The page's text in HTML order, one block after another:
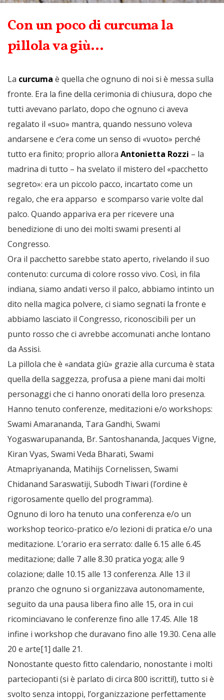
Con un poco di curcuma la
pillola va giù…
La curcuma è quella che ognuno di noi si è messa sulla
fronte. Era la fine della cerimonia di chiusura, dopo che
tutti avevano parlato, dopo che ognuno ci aveva
regalato il «suo» mantra, quando nessuno voleva
andarsene e c’era come un senso di «vuoto» perché
tutto era finito; proprio allora Antonietta Rozzi – la
madrina di tutto – ha svelato il mistero del «pacchetto
segreto»: era un piccolo pacco, incartato come un
regalo, che era apparso e scomparso varie volte dal
palco. Quando appariva era per ricevere una
benedizione di uno dei molti swami presenti al
Congresso.
Ora il pacchetto sarebbe stato aperto, rivelando il suo
contenuto: curcuma di colore rosso vivo. Così, in fila
indiana, siamo andati verso il palco, abbiamo intinto un
dito nella magica polvere, ci siamo segnati la fronte e
abbiamo lasciato il Congresso, riconoscibili per un
punto rosso che ci avrebbe accomunati anche lontano
da Assisi.
La pillola che è «andata giù» grazie alla curcuma è stata
quella della saggezza, profusa a piene mani dai molti
personaggi che ci hanno onorati della loro presenza.
Hanno tenuto conferenze, meditazioni e/o workshops:
Swami Amarananda, Tara Gandhi, Swami
Yogaswarupananda, Br. Santoshananda, Jacques Vigne,
Kiran Vyas, Swami Veda Bharati, Swami
Atmapriyananda, Matihijs Cornelissen, Swami
Chidanand Saraswatiji, Subodh Tiwari (l’ordine è
rigorosamente quello del programma).
Ognuno di loro ha tenuto una conferenza e/o un
workshop teorico-pratico e/o lezioni di pratica e/o una
meditazione. L’orario era serrato: dalle 6.15 alle 6.45
meditazione; dalle 7 alle 8.30 pratica yoga; alle 9
colazione; dalle 10.15 alle 13 conferenza. Alle 13 il
pranzo che ognuno si organizzava autonomamente,
seguito da una pausa libera fino alle 15, ora in cui
ricominciavano le conferenze fino alle 17.45. Alle 18
infine i workshop che duravano fino alle 19.30. Cena alle
20 e arte[1] dalle 21.
Nonostante questo fitto calendario, nonostante i molti
parteciopanti (si è parlato di circa 800 iscritti!), tutto si è
svolto senza intoppi, l’organizzazione perfettamente